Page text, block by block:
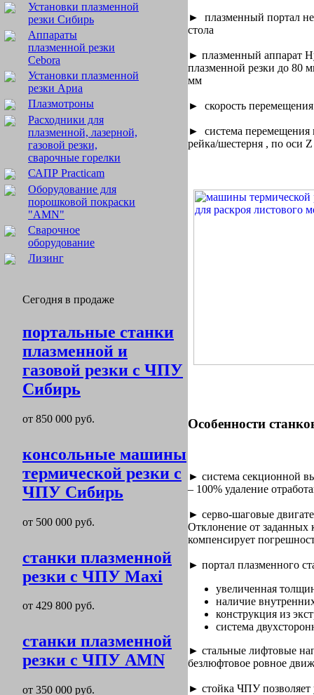
Установки плазменной
резки Сибирь
Аппараты
плазменной резки
Cebora
Установки плазменной
резки Ариа
Плазмотроны
Расходники для
плазменной, лазерной,
газовой резки,
сварочные горелки
САПР Practicam
Оборудование для
порошковой покраски
"AMN"
Сварочное
оборудование
Лизинг
Сегодня в продаже
портальные станки
плазменной и
газовой резки с ЧПУ
Сибирь
от 850 000 руб.
консольные машины
термической резки с
ЧПУ Сибирь
от 500 000 руб.
станки плазменной
резки с ЧПУ Maxi
от 429 800 руб.
станки плазменной
резки с ЧПУ AMN
от 350 000 руб.
► плазменный портал
стола
► плазменный аппарат
плазменной резки до 80
мм
► скорость
► система перемещения
рейка/шестерня , по
Особенности
► cистема секционной
– 100% удаление
► серво-шаговые
Отклонение от заданных
компенсирует
► портал плазменного
увеличенная
наличие
конструкция из
система
► стальные лифтовые
безлюфтовое ровное
► стойка ЧПУ позволяет